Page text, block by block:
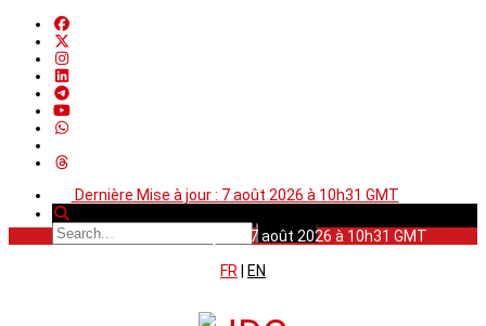
Dernière Mise à jour : 7 août 2026 à 10h31 GMT
Dernière Mise à jour : 7 août 2026 à 10h31 GMT
FR
EN